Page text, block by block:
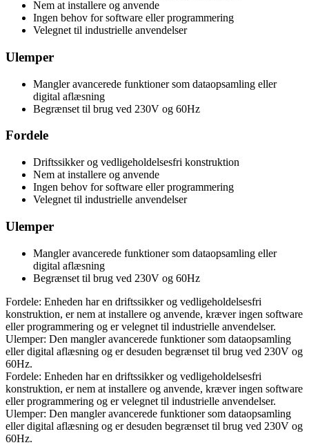
Nem at installere og anvende
Ingen behov for software eller programmering
Velegnet til industrielle anvendelser
Ulemper
Mangler avancerede funktioner som dataopsamling eller
digital aflæsning
Begrænset til brug ved 230V og 60Hz
Fordele
Driftssikker og vedligeholdelsesfri konstruktion
Nem at installere og anvende
Ingen behov for software eller programmering
Velegnet til industrielle anvendelser
Ulemper
Mangler avancerede funktioner som dataopsamling eller
digital aflæsning
Begrænset til brug ved 230V og 60Hz
Fordele: Enheden har en driftssikker og vedligeholdelsesfri
konstruktion, er nem at installere og anvende, kræver ingen software
eller programmering og er velegnet til industrielle anvendelser.
Ulemper: Den mangler avancerede funktioner som dataopsamling
eller digital aflæsning og er desuden begrænset til brug ved 230V og
60Hz.
Fordele: Enheden har en driftssikker og vedligeholdelsesfri
konstruktion, er nem at installere og anvende, kræver ingen software
eller programmering og er velegnet til industrielle anvendelser.
Ulemper: Den mangler avancerede funktioner som dataopsamling
eller digital aflæsning og er desuden begrænset til brug ved 230V og
60Hz.